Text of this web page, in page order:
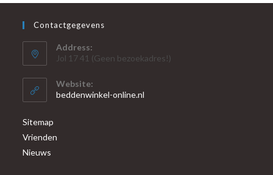
Contactgegevens
Address:
Jol 17 41 (Geen bezoekadres!)
Website:
beddenwinkel-online.nl
Sitemap
Vrienden
Nieuws